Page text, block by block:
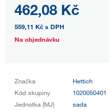
462,08 Kč
559,11 Kč s DPH
Na objednávku
Značka
Hettich
Kód skupiny
1020050401
Jednotka (MJ)
sada